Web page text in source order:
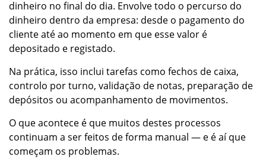
dinheiro no final do dia. Envolve todo o percurso do
dinheiro dentro da empresa: desde o pagamento do
cliente até ao momento em que esse valor é
depositado e registado.
Na prática, isso inclui tarefas como fechos de caixa,
controlo por turno, validação de notas, preparação de
depósitos ou acompanhamento de movimentos.
O que acontece é que muitos destes processos
continuam a ser feitos de forma manual — e é aí que
começam os problemas.